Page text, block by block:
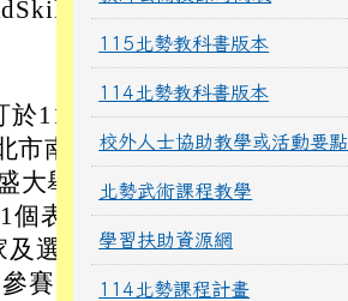
114
南
大舉
表
選
賽
115北勢教科書版本
114北勢教科書版本
校外人士協助教學或活動要點
北勢武術課程教學
學習扶助資源網
114北勢課程計畫